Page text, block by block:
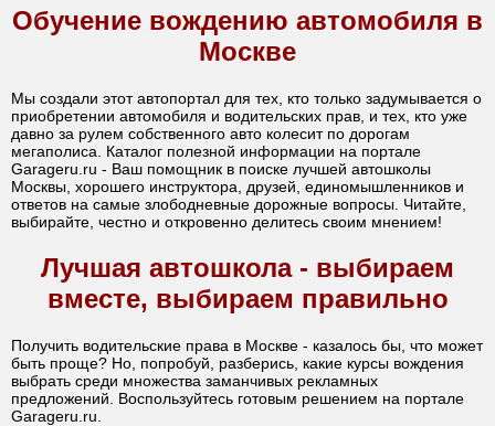
Обучение вождению автомобиля в
Москве
Мы создали этот автопортал для тех, кто только задумывается о
приобретении автомобиля и водительских прав, и тех, кто уже
давно за рулем собственного авто колесит по дорогам
мегаполиса. Каталог полезной информации на портале
Garageru.ru - Ваш помощник в поиске лучшей автошколы
Москвы, хорошего инструктора, друзей, единомышленников и
ответов на самые злободневные дорожные вопросы. Читайте,
выбирайте, честно и откровенно делитесь своим мнением!
Лучшая автошкола - выбираем
вместе, выбираем правильно
Получить водительские права в Москве - казалось бы, что может
быть проще? Но, попробуй, разберись, какие курсы вождения
выбрать среди множества заманчивых рекламных
предложений. Воспользуйтесь готовым решением на портале
Garageru.ru.